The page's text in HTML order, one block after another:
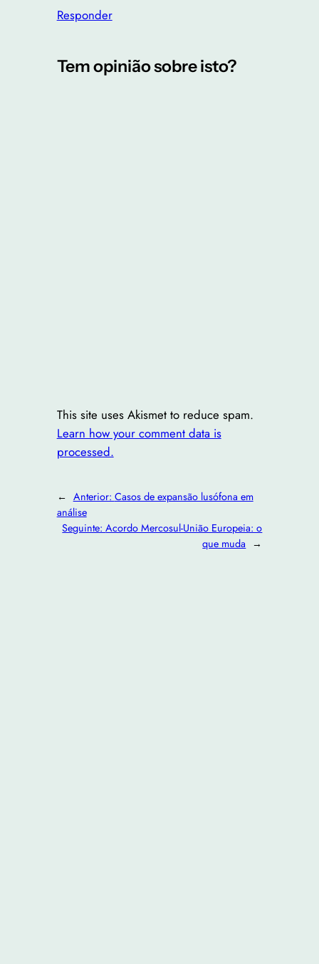
Responder
Tem opinião sobre isto?
This site uses Akismet to reduce spam.
Learn how your comment data is
processed.
← Anterior: Casos de expansão lusófona em
análise
Seguinte:Acordo Mercosul-União Europeia: o
que muda →